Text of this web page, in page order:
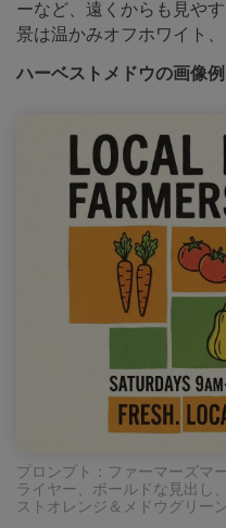
ーなど、遠くからも見や
景は温かみオフホワイト
ハーベストメドウの画像
プロンプト：ファーマーズマ
ライヤー、ボールドな見出し
ストオレンジ＆メドウグリー